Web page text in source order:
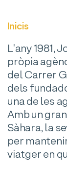
Inicis
L'any 1981,
pròpia
del Carrer
dels
una de les
Amb un
Sàhara, la
per
viatger en